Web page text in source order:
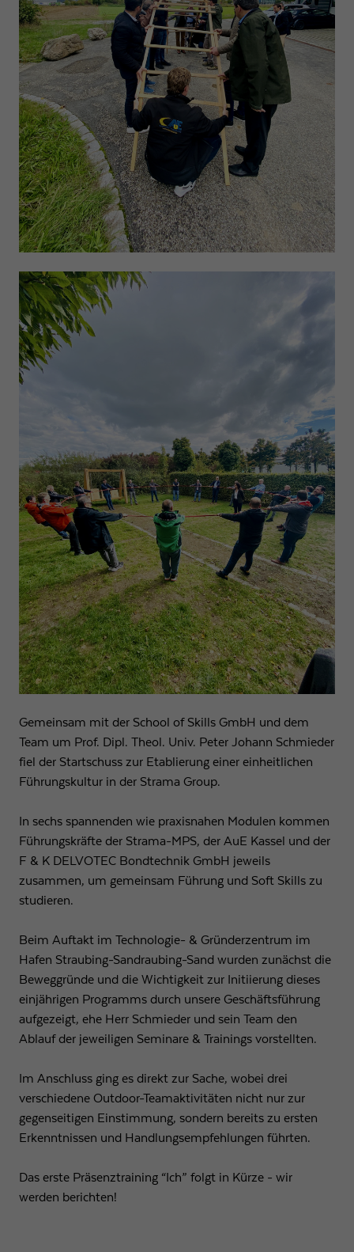
Gemeinsam mit der School of Skills GmbH und dem
Team um Prof. Dipl. Theol. Univ. Peter Johann Schmieder
fiel der Startschuss zur Etablierung einer einheitlichen
Führungskultur in der Strama Group.
In sechs spannenden wie praxisnahen Modulen kommen
Führungskräfte der Strama-MPS, der AuE Kassel und der
F & K DELVOTEC Bondtechnik GmbH jeweils
zusammen, um gemeinsam Führung und Soft Skills zu
studieren.
Beim Auftakt im Technologie- & Gründerzentrum im
Hafen Straubing-Sandraubing-Sand wurden zunächst die
Beweggründe und die Wichtigkeit zur Initiierung dieses
einjährigen Programms durch unsere Geschäftsführung
aufgezeigt, ehe Herr Schmieder und sein Team den
Ablauf der jeweiligen Seminare & Trainings vorstellten.
Im Anschluss ging es direkt zur Sache, wobei drei
verschiedene Outdoor-Teamaktivitäten nicht nur zur
gegenseitigen Einstimmung, sondern bereits zu ersten
Erkenntnissen und Handlungsempfehlungen führten.
Das erste Präsenztraining “Ich” folgt in Kürze - wir
werden berichten!